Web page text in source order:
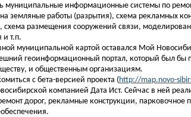
муниципальные информационные системы по
земляные работы (разрытия), схема рекламных
схема размещения сооружений связи,
и т.п.
муниципальной картой оставался Мой
геоинформационный портал, который был бы
и общественным организациям.
с бета-версией проекта (http://map.novo-
компанией Дата Ист. Сейчас в ней
дорог, рекламные конструкции, парковочное